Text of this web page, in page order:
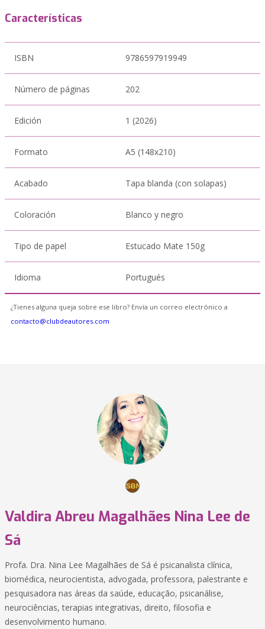
Características
ISBN 9786597919949
Número de páginas 202
Edición 1 (2026)
Formato A5 (148x210)
Acabado Tapa blanda (con solapas)
Coloración Blanco y negro
Tipo de papel Estucado Mate 150g
Idioma Portugués
¿Tienes alguna queja sobre ese libro? Envía un correo electrónico a
contacto@clubdeautores.com
Valdira Abreu Magalhães Nina Lee de
Sá
Profa. Dra. Nina Lee Magalhães de Sá é psicanalista clínica,
biomédica, neurocientista, advogada, professora, palestrante e
pesquisadora nas áreas da saúde, educação, psicanálise,
neurociências, terapias integrativas, direito, filosofia e
desenvolvimento humano.